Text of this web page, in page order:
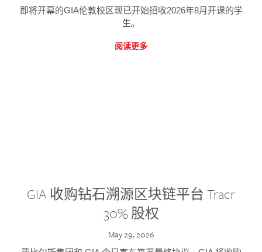
即将开幕的GIA伦敦校区现已开始招收2026年8月开课的学
生。
阅读更多
GIA 收购钻石溯源区块链平台 Tracr
30% 股权
May 29, 2026